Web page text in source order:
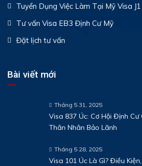
Tuyển Dụng Việc Làm Tại Mỹ Visa J1
Tư vấn Visa EB3 Định Cư Mỹ
Đặt lịch tư vấn
Bài viết mới
Tháng 5 31, 2025
Visa 837 Úc: Cơ Hội Định Cư
Thân Nhân Bảo Lãnh
Tháng 5 28, 2025
Visa 101 Úc Là Gì? Điều